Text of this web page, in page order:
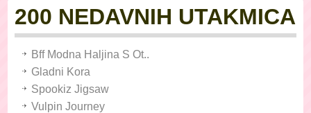
200 NEDAVNIH UTAKMICA
Bff Modna Haljina S Ot..
Gladni Kora
Spookiz Jigsaw
Vulpin Journey